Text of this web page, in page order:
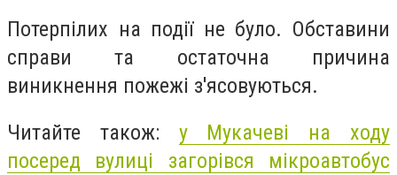
Потерпілих на події не було. Обставини
справи та остаточна причина
виникнення пожежі з'ясовуються.
Читайте також: у Мукачеві на ходу
посеред вулиці загорівся мікроавтобус